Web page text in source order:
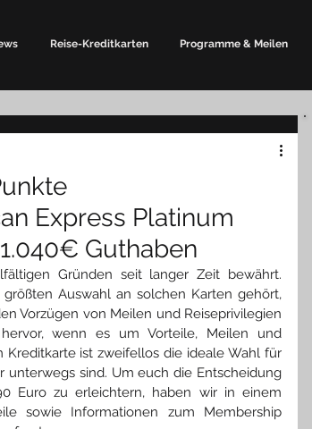
Reise-Kreditkarten Programme & Meilen
Express Platinum
Guthaben
Gründen seit langer Zeit bewährt.
Auswahl an solchen Karten gehört,
Vorzügen von Meilen und Reiseprivilegien
wenn es um Vorteile, Meilen und
Kreditkarte ist zweifellos die ideale Wahl für
unterwegs sind. Um euch die Entscheidung
Euro zu erleichtern, haben wir in einem
sowie Informationen zum Membership